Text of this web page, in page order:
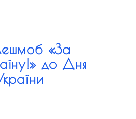
«За
до Дня